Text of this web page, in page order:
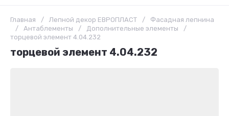
Главная / Лепной декор ЕВРОПЛАСТ /
Фасадная лепнина
/
Антаблементы / Дополнительные элементы
/
торцевой элемент 4.04.232
торцевой элемент 4.04.232